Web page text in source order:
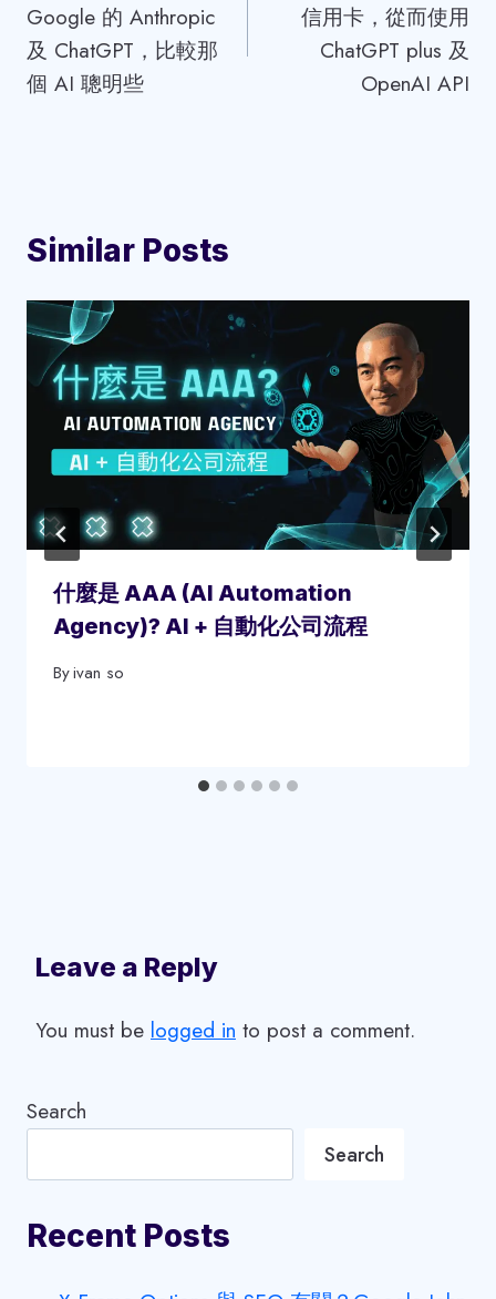
Google 的 Anthropic
及 ChatGPT，比較那
個 AI 聰明些
信用卡，從而使用
ChatGPT plus 及
OpenAI API
Similar Posts
什麼是 AAA (AI Automation
Agency)? AI + 自動化公司流程
Byivan so
Leave a Reply
You must be logged in to post a comment.
Search
Search
Recent Posts